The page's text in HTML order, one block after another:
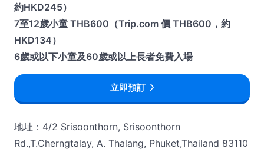
約HKD245）
7至12歲小童 THB600（Trip.com 價 THB600，約
HKD134）
6歲或以下小童及60歲或以上長者免費入場
立即預訂
地址：4/2 Srisoonthorn, Srisoonthorn
Rd.,T.Cherngtalay, A. Thalang, Phuket,Thailand 83110